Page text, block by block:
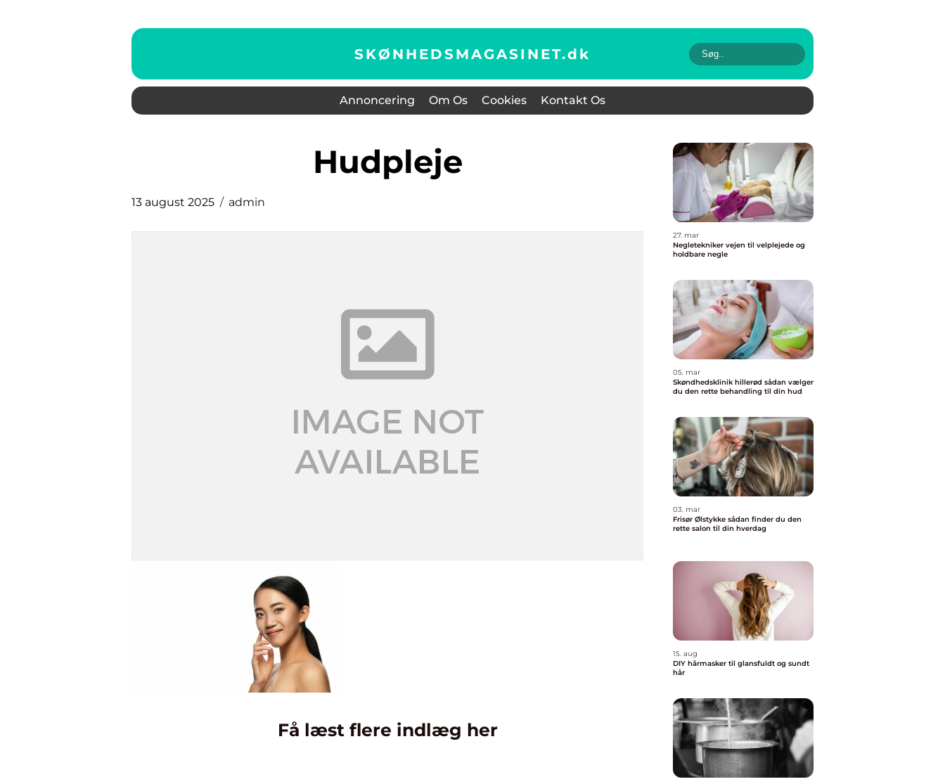
SKØNHEDSMAGASINET.dk
Annoncering Om Os Cookies Kontakt Os
Hudpleje
13 august 2025 admin
Få læst flere indlæg her
27. mar
Negletekniker vejen til velplejede og
holdbare negle
05. mar
Skøndhedsklinik hillerød sådan vælger
du den rette behandling til din hud
03. mar
Frisør Ølstykke sådan finder du den
rette salon til din hverdag
15. aug
DIY hårmasker til glansfuldt og sundt
hår